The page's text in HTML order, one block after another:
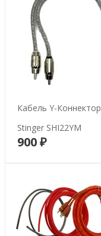
Кабель Y-Коннектор
Stinger SHI22YM
900 ₽В корзину